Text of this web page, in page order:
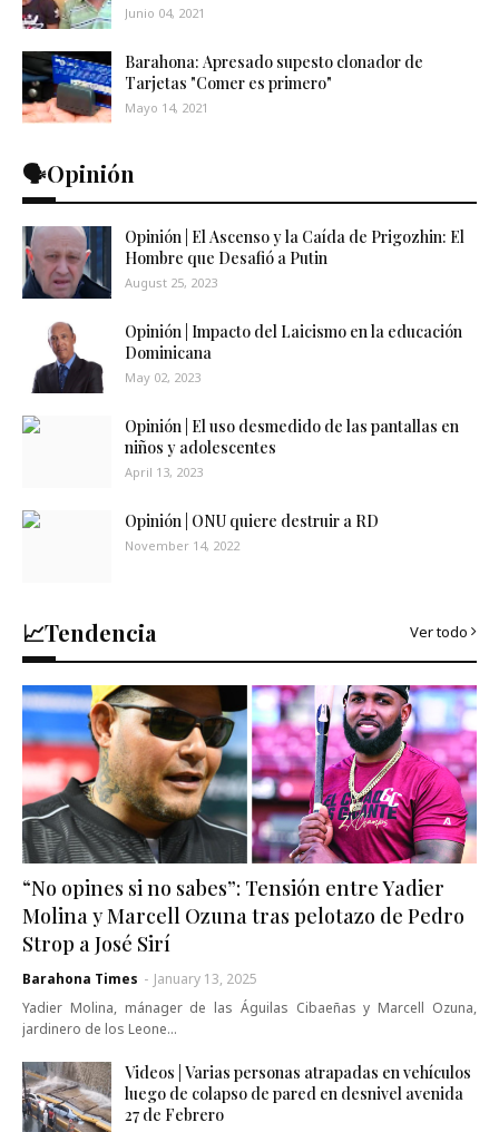
Junio 04, 2021
Barahona: Apresado supesto clonador de
Tarjetas "Comer es primero"
Mayo 14, 2021
🗣️Opinión
Opinión | El Ascenso y la Caída de Prigozhin: El
Hombre que Desafió a Putin
August 25, 2023
Opinión | Impacto del Laicismo en la educación
Dominicana
May 02, 2023
Opinión | El uso desmedido de las pantallas en
niños y adolescentes
April 13, 2023
Opinión | ONU quiere destruir a RD
November 14, 2022
📈Tendencia Ver todo
“No opines si no sabes”: Tensión entre Yadier
Molina y Marcell Ozuna tras pelotazo de Pedro
Strop a José Sirí
Barahona Times - January 13, 2025
Yadier Molina, mánager de las Águilas Cibaeñas y Marcell Ozuna,
jardinero de los Leone…
Videos | Varias personas atrapadas en vehículos
luego de colapso de pared en desnivel avenida
27 de Febrero